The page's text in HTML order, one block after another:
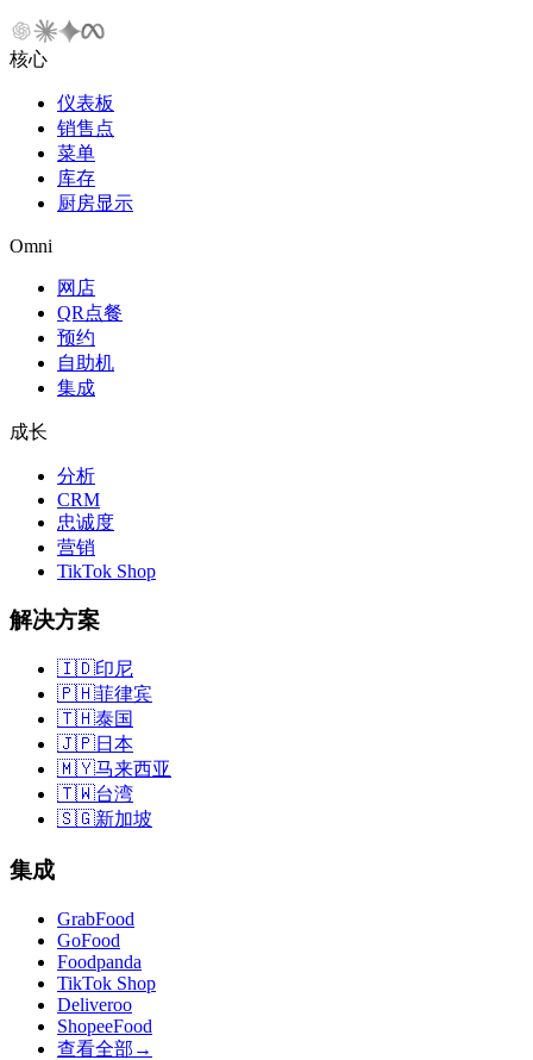
核心
仪表板
销售点
菜单
库存
厨房显示
Omni
网店
QR点餐
预约
自助机
集成
成长
分析
CRM
忠诚度
营销
TikTok Shop
解决方案
🇮🇩印尼
🇵🇭菲律宾
🇹🇭泰国
🇯🇵日本
🇲🇾马来西亚
🇹🇼台湾
🇸🇬新加坡
集成
GrabFood
GoFood
Foodpanda
TikTok Shop
Deliveroo
ShopeeFood
查看全部 →